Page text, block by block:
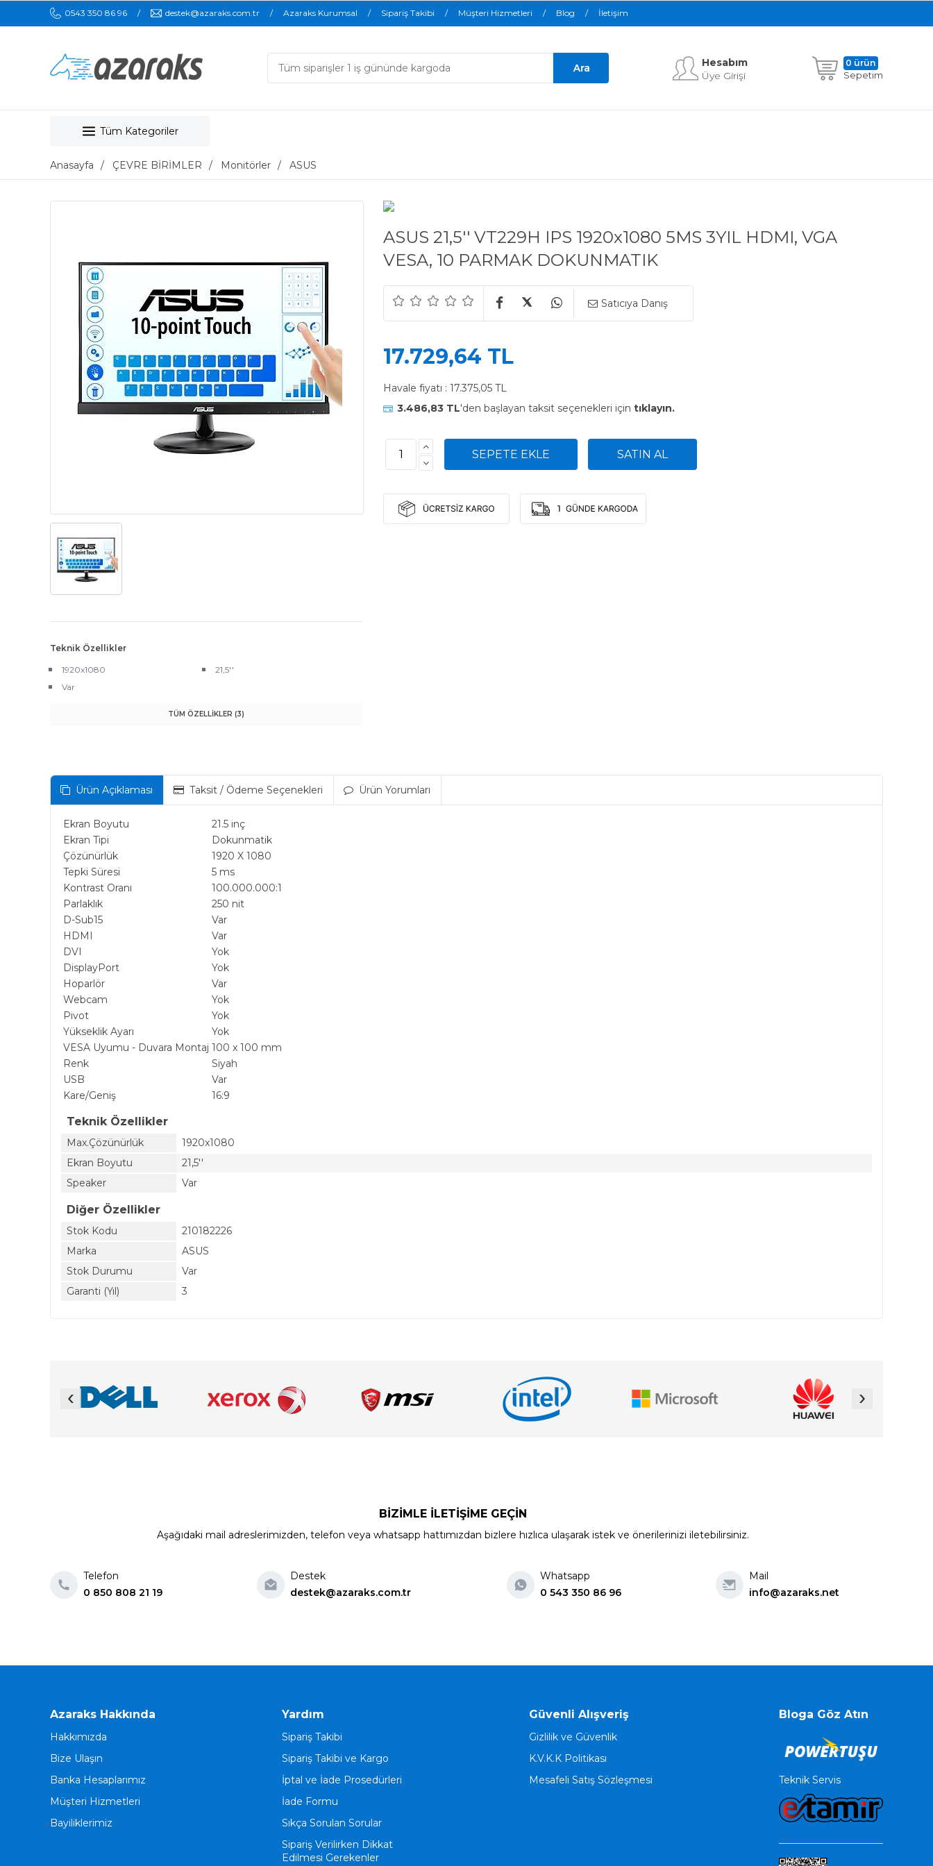
0543 350 86 96 destek@azaraks.com.tr Azaraks Kurumsal Sipariş Takibi Müşteri Hizmetleri Blog İletişim
Hesabım
Üye Girişi
Sepetim
0 ürün
Tüm Kategoriler
Anasayfa ÇEVRE BİRİMLER Monitörler ASUS
Teknik Özellikler
1920x1080
21,5''
Var
TÜM ÖZELLİKLER (3)
ASUS 21,5'' VT229H IPS 1920x1080 5MS 3YIL HDMI, VGA
VESA, 10 PARMAK DOKUNMATIK
Satıcıya Danış
17.729,64 TL
Havale fiyatı : 17.375,05 TL
3.486,83 TL'den başlayan taksit seçenekleri için tıklayın.
1
Ürün Açıklaması Taksit / Ödeme Seçenekleri Ürün Yorumları
Ekran Boyutu
21.5 inç
Ekran Tipi
Dokunmatik
Çözünürlük
1920 X 1080
Tepki Süresi
5 ms
Kontrast Oranı
100.000.000:1
Parlaklık
250 nit
D-Sub15
Var
HDMI
Var
DVI
Yok
DisplayPort
Yok
Hoparlör
Var
Webcam
Yok
Pivot
Yok
Yükseklik Ayarı
Yok
VESA Uyumu - Duvara Montaj 100 x 100 mm
Renk
Siyah
USB
Var
Kare/Geniş
16:9
Teknik Özellikler
Max.Çözünürlük
1920x1080
Ekran Boyutu
21,5''
Speaker
Var
Diğer Özellikler
Stok Kodu
210182226
Marka
ASUS
Stok Durumu
Var
Garanti (Yıl)
3
‹ ›
BİZİMLE İLETİŞİME GEÇİN
Aşağıdaki mail adreslerimizden, telefon veya whatsapp hattımızdan bizlere hızlıca ulaşarak istek ve önerilerinizi iletebilirsiniz.
Telefon
0 850 808 21 19
Destek
destek@azaraks.com.tr
Whatsapp
0 543 350 86 96
Mail
info@azaraks.net
Azaraks Hakkında
Hakkımızda
Bize Ulaşın
Banka Hesaplarımız
Müşteri Hizmetleri
Bayiliklerimiz
Yardım
Sipariş Takibi
Sipariş Takibi ve Kargo
İptal ve İade Prosedürleri
İade Formu
Sıkça Sorulan Sorular
Sipariş Verilirken Dikkat
Edilmesi Gerekenler
Güvenli Alışveriş
Gizlilik ve Güvenlik
K.V.K.K Politikası
Mesafeli Satış Sözleşmesi
Bloga Göz Atın
Teknik Servis